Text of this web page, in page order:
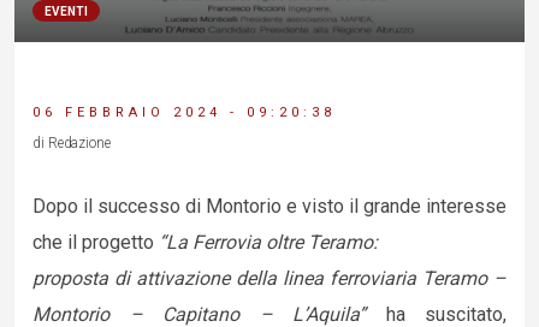
EVENTI
06 FEBBRAIO 2024 - 09:20:38
di Redazione
Dopo il successo di Montorio e visto il grande interesse
che il progetto “La Ferrovia oltre Teramo:
proposta di attivazione della linea ferroviaria Teramo –
Montorio – Capitano – L’Aquila”ha suscitato,